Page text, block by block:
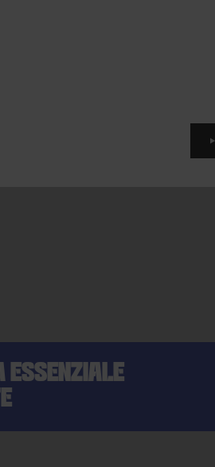
ESSENZIALE